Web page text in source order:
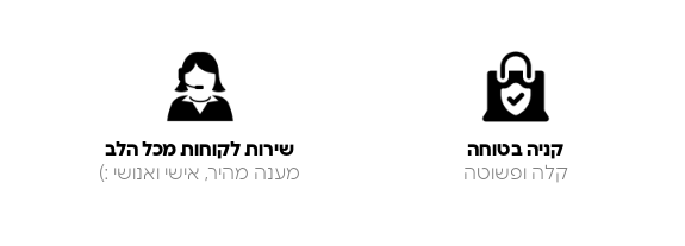
קניה בטוחה
קלה ופשוטה
שירות לקוחות מכל הלב
מענה מהיר, אישי ואנושי :)